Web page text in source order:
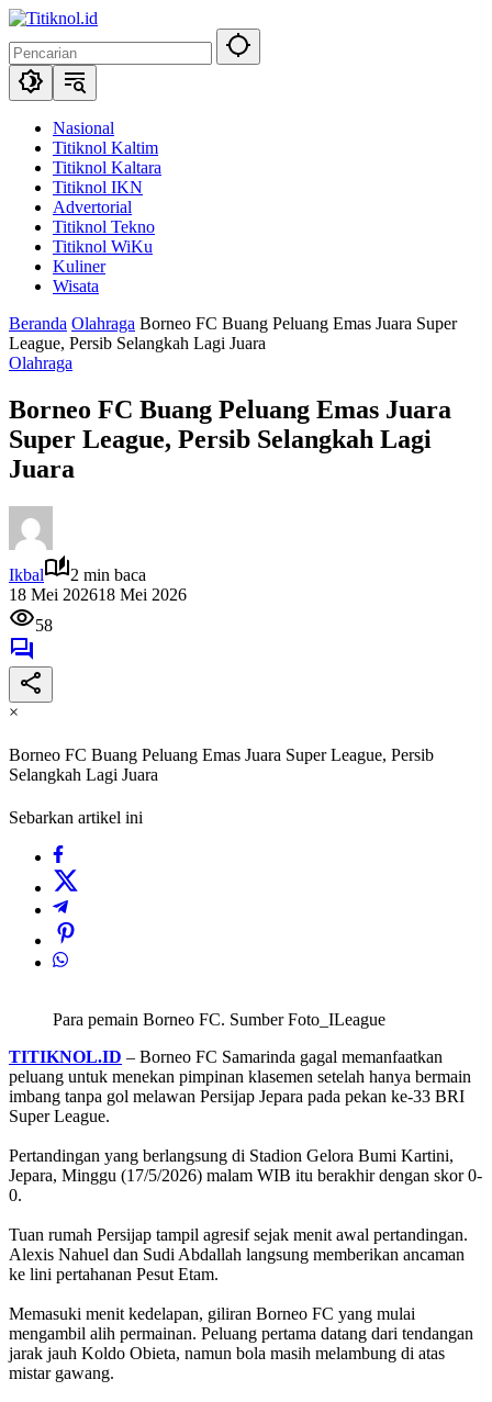
Langsung
konten
Nasional
Titiknol Kaltim
Titiknol Kaltara
Titiknol IKN
Advertorial
Titiknol Tekno
Titiknol WiKu
Kuliner
Wisata
Beranda Olahraga Borneo FC Buang Peluang Emas Juara Super
League, Persib Selangkah Lagi Juara
Olahraga
Borneo FC Buang Peluang Emas Juara
Super League, Persib Selangkah Lagi
Juara
Ikbal
2 min baca
18 Mei 202618 Mei 2026
58
×
Borneo FC Buang Peluang Emas Juara Super League, Persib
Selangkah Lagi Juara
Sebarkan artikel ini
Para pemain Borneo FC. Sumber Foto_ILeague
TITIKNOL.ID – Borneo FC Samarinda gagal memanfaatkan
peluang untuk menekan pimpinan klasemen setelah hanya bermain
imbang tanpa gol melawan Persijap Jepara pada pekan ke-33 BRI
Super League.
‎Pertandingan yang berlangsung di Stadion Gelora Bumi Kartini,
Jepara, Minggu (17/5/2026) malam WIB itu berakhir dengan skor 0-
0.
‎Tuan rumah Persijap tampil agresif sejak menit awal pertandingan.
Alexis Nahuel dan Sudi Abdallah langsung memberikan ancaman
ke lini pertahanan Pesut Etam.
‎Memasuki menit kedelapan, giliran Borneo FC yang mulai
mengambil alih permainan. Peluang pertama datang dari tendangan
jarak jauh Koldo Obieta, namun bola masih melambung di atas
mistar gawang.